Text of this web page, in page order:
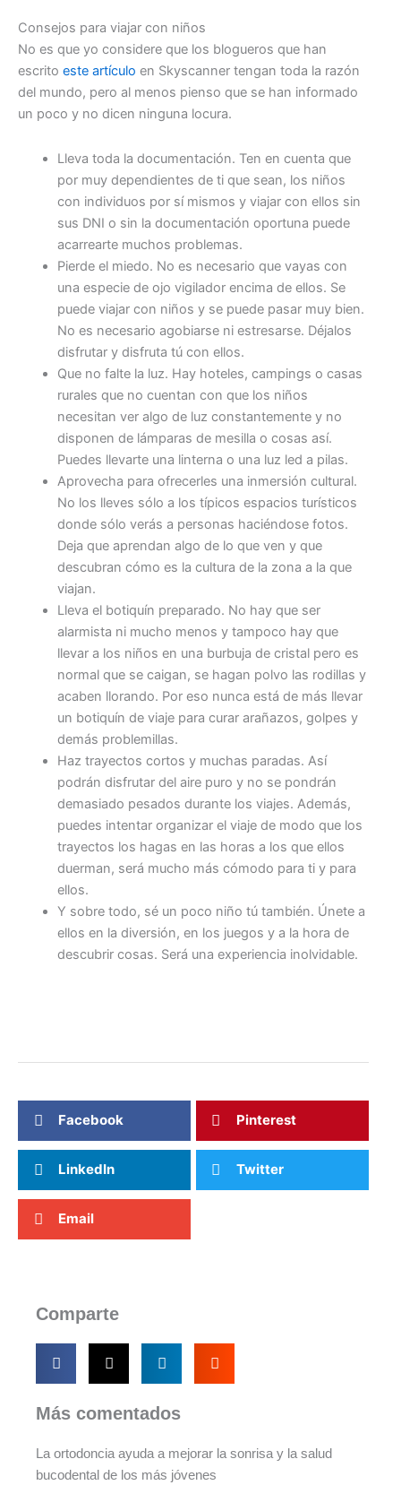
Consejos para viajar con niños
No es que yo considere que los blogueros que han
escrito este artículo en Skyscanner tengan toda la razón
del mundo, pero al menos pienso que se han informado
un poco y no dicen ninguna locura.
Lleva toda la documentación. Ten en cuenta que
por muy dependientes de ti que sean, los niños
con individuos por sí mismos y viajar con ellos sin
sus DNI o sin la documentación oportuna puede
acarrearte muchos problemas.
Pierde el miedo. No es necesario que vayas con
una especie de ojo vigilador encima de ellos. Se
puede viajar con niños y se puede pasar muy bien.
No es necesario agobiarse ni estresarse. Déjalos
disfrutar y disfruta tú con ellos.
Que no falte la luz. Hay hoteles, campings o casas
rurales que no cuentan con que los niños
necesitan ver algo de luz constantemente y no
disponen de lámparas de mesilla o cosas así.
Puedes llevarte una linterna o una luz led a pilas.
Aprovecha para ofrecerles una inmersión cultural.
No los lleves sólo a los típicos espacios turísticos
donde sólo verás a personas haciéndose fotos.
Deja que aprendan algo de lo que ven y que
descubran cómo es la cultura de la zona a la que
viajan.
Lleva el botiquín preparado. No hay que ser
alarmista ni mucho menos y tampoco hay que
llevar a los niños en una burbuja de cristal pero es
normal que se caigan, se hagan polvo las rodillas y
acaben llorando. Por eso nunca está de más llevar
un botiquín de viaje para curar arañazos, golpes y
demás problemillas.
Haz trayectos cortos y muchas paradas. Así
podrán disfrutar del aire puro y no se pondrán
demasiado pesados durante los viajes. Además,
puedes intentar organizar el viaje de modo que los
trayectos los hagas en las horas a los que ellos
duerman, será mucho más cómodo para ti y para
ellos.
Y sobre todo, sé un poco niño tú también. Únete a
ellos en la diversión, en los juegos y a la hora de
descubrir cosas. Será una experiencia inolvidable.
Facebook Pinterest
LinkedIn Twitter
Email
Comparte
Más comentados
La ortodoncia ayuda a mejorar la sonrisa y la salud
bucodental de los más jóvenes